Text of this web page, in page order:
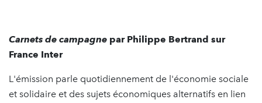
Carnets de campagne par Philippe Bertrand sur
France Inter
L'émission parle quotidiennement de l'économie sociale
et solidaire et des sujets économiques alternatifs en lien